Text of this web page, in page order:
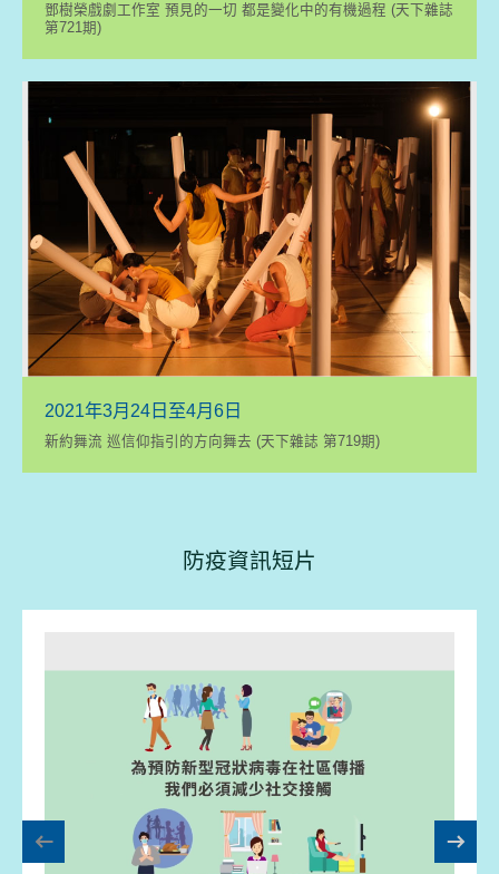
鄧樹榮戲劇工作室 預見的一切 都是變化中的有機過程 (天下雜誌
第721期)
2021年3月24日至4月6日
新約舞流 巡信仰指引的方向舞去 (天下雜誌 第719期)
防疫資訊短片